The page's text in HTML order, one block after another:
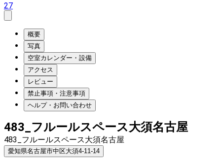
27
概要
写真
空室カレンダー・設備
アクセス
レビュー
禁止事項・注意事項
ヘルプ・お問い合わせ
483_フルールスペース大須名古屋
483_フルールスペース大須名古屋
愛知県名古屋市中区大須4-11-14